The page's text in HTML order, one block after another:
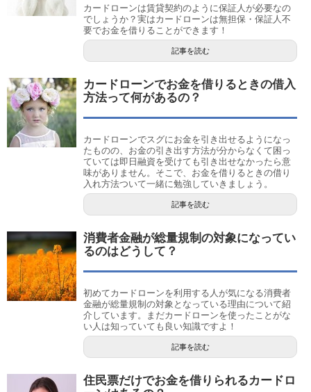
カードローンは賃貸契約のように保証人が必要なの
でしょうか？実はカードローンは無担保・保証人不
要でお金を借りることができます！
記事を読む
カードローンでお金を借りるときの借入
方法って何があるの？
カードローンでスグにお金を引き出せるようになっ
たものの、お金の引き出す方法が分からなくて困っ
ていては即日融資を受けても引き出せなかったら意
味がありません。そこで、お金を借りるときの借り
入れ方法ついて一緒に勉強していきましょう。
記事を読む
消費者金融が総量規制の対象になってい
るのはどうして？
初めてカードローンを利用する人が気になる消費者
金融が総量規制の対象となっている理由について紹
介しています。まだカードローンを使ったことがな
い人は知っていても良い知識ですよ！
記事を読む
住民票だけでお金を借りられるカードロ